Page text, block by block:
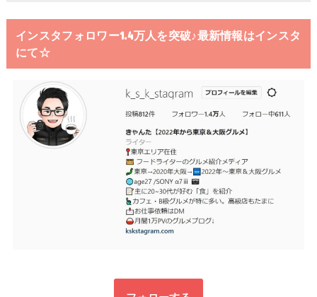
インスタフォロワー1.4万人を突破♪最新情報はインスタ
にて☆